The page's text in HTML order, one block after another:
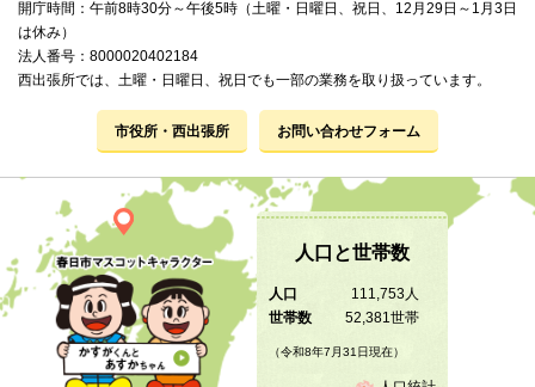
開庁時間：午前8時30分～午後5時（土曜・日曜日、祝日、12月29日～1月3日
は休み）
法人番号：8000020402184
西出張所では、土曜・日曜日、祝日でも一部の業務を取り扱っています。
市役所・西出張所 お問い合わせフォーム
人口と世帯数
人口
111,753人
世帯数
52,381世帯
（令和8年7月31日現在）